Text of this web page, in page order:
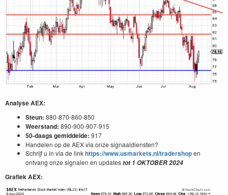
Analyse AEX:
Steun: 880-870-860-850
Weerstand: 890-900-907-915
50-daags gemiddelde: 917
Handelen op de AEX via onze signaaldiensten?
Schrijf u in via de linkhttps://www.usmarkets.nl/tradershopen
ontvang onze signalen en updatestot1 OKTOBER2024
Grafiek AEX: